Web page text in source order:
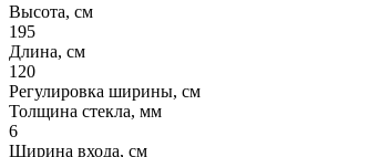
Высота, см
195
Длина, см
120
Регулировка ширины, см
Толщина стекла, мм
6
Ширина входа, см